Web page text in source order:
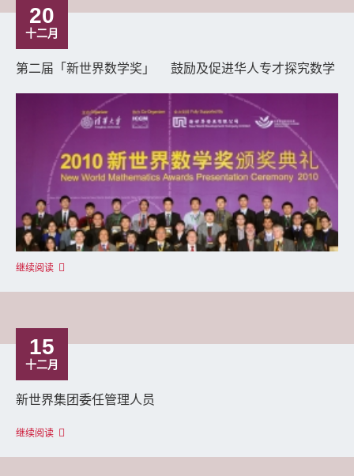
20
十二月
第二届「新世界数学奖」 鼓励及促进华人专才探究数学
继续阅读
15
十二月
新世界集团委任管理人员
继续阅读